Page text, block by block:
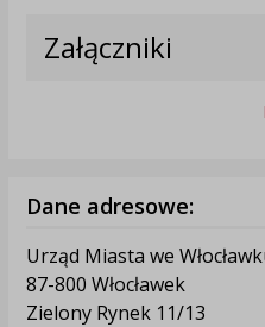
Załączniki
Dane adresowe:
Urząd Miasta we
87-800 Włocławek
Zielony Rynek 11/13